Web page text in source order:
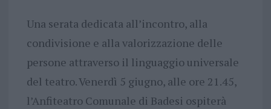
Una serata dedicata all’incontro, alla
condivisione e alla valorizzazione delle
persone attraverso il linguaggio universale
del teatro. Venerdì 5 giugno, alle ore 21.45,
l’Anfiteatro Comunale di Badesi ospiterà